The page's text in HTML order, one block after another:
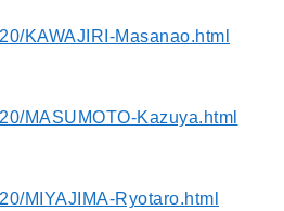
KAWAJIRI-Masanao.html
MASUMOTO-Kazuya.html
MIYAJIMA-Ryotaro.html